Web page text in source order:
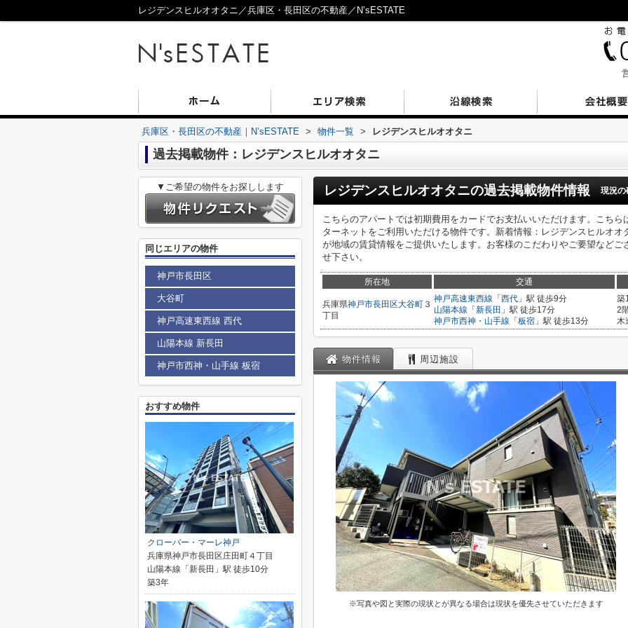
レジデンスヒルオオタニ／兵庫区・長田区の不動産／N’sESTATE
兵庫区・長田区の不動産｜N’sESTATE > 物件一覧 > レジデンスヒルオオタニ
過去掲載物件：レジデンスヒルオオタニ
レジデンスヒルオオタニの過去掲載物件情報 現況の
こちらのアパートでは初期費用をカードでお支払いいただけます。こち
ターネットをご利用いただける物件です。新着情報：レジデンスヒルオ
が地域の賃貸情報をご提供いたします。お客様のこだわりやご要望など
せ下さい。
所在地 交通
兵庫県神戸市長田区大谷町 ３
丁目
神戸高速東西線 「 西代 」駅 徒歩9分
山陽本線 「 新長田 」駅 徒歩17分
神戸市西神・山手線 「 板宿 」駅 徒歩13分
築
2
木
物件情報 周辺施設
※写真や図と実際の現状とが異なる場合は現状を優先させていただきます
▼ご希望の物件をお探しします
同じエリアの物件
神戸市長田区
大谷町
神戸高速東西線 西代
山陽本線 新長田
神戸市西神・山手線 板宿
おすすめ物件
クローバー・マーレ神戸
兵庫県神戸市長田区庄田町４丁目
山陽本線「新長田」駅 徒歩10分
築3年